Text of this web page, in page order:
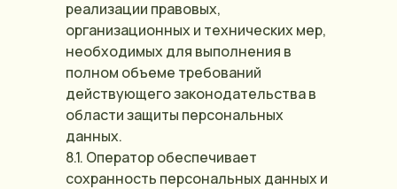
реализации правовых,
организационных и технических мер,
необходимых для выполнения в
полном объеме требований
действующего законодательства в
области защиты персональных
данных.
8.1. Оператор обеспечивает
сохранность персональных данных и